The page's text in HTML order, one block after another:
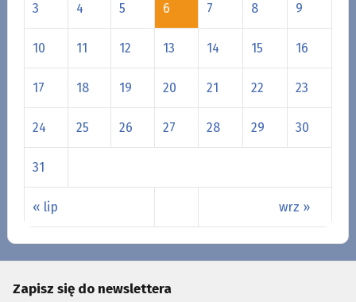
« lip wrz »
3 4 5 6 7 8 9
10 11 12 13 14 15 16
17 18 19 20 21 22 23
24 25 26 27 28 29 30
31
Zapisz się do newslettera